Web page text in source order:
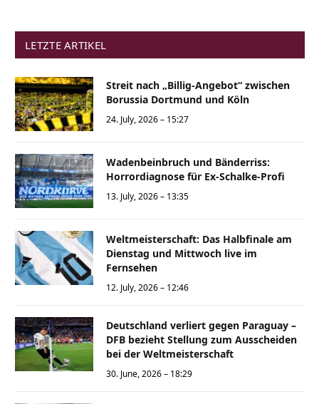
LETZTE ARTIKEL
Streit nach „Billig-Angebot“ zwischen
Borussia Dortmund und Köln
24. July, 2026 – 15:27
Wadenbeinbruch und Bänderriss:
Horrordiagnose für Ex-Schalke-Profi
13. July, 2026 – 13:35
Weltmeisterschaft: Das Halbfinale am
Dienstag und Mittwoch live im
Fernsehen
12. July, 2026 – 12:46
Deutschland verliert gegen Paraguay –
DFB bezieht Stellung zum Ausscheiden
bei der Weltmeisterschaft
30. June, 2026 – 18:29